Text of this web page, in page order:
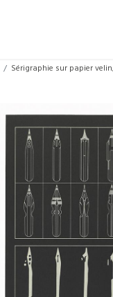
Sérigraphie sur papier